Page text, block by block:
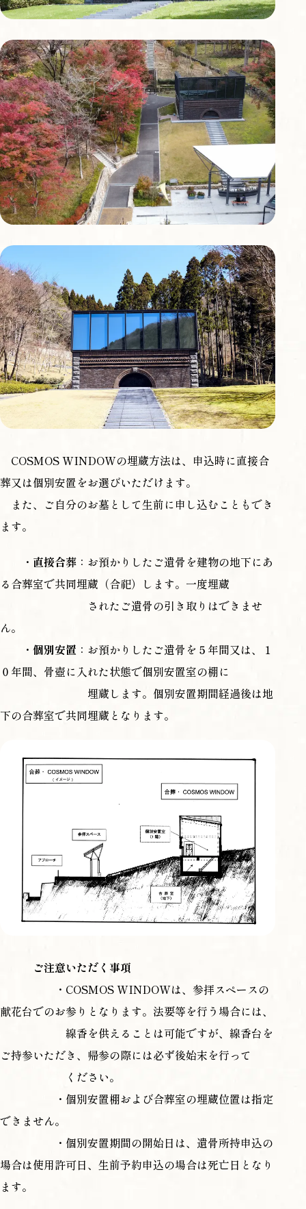
COSMOS WINDOWの埋蔵方法は、申込時に直接合
葬又は個別安置をお選びいただけます。
また、ご自分のお墓として生前に申し込むこともでき
ます。
・ 直接合葬 ：お預かりしたご遺骨を建物の地下にあ
る合葬室で共同埋蔵（合祀）します。一度埋蔵
されたご遺骨の引き取りはできませ
ん。
・ 個別安置 ：お預かりしたご遺骨を５年間又は、１
０年間、骨壺に入れた状態で個別安置室の棚に
埋蔵します。個別安置期間経過後は地
下の合葬室で共同埋蔵となります。
ご注意いただく事項
・COSMOS WINDOWは、参拝スペースの
献花台でのお参りとなります。法要等を行う場合には、
線香を供えることは可能ですが、線香台を
ご持参いただき、帰参の際には必ず後始末を行って
ください。
・個別安置棚および合葬室の埋蔵位置は指定
できません。
・個別安置期間の開始日は、遺骨所持申込の
場合は使用許可日、生前予約申込の場合は死亡日となり
ます。